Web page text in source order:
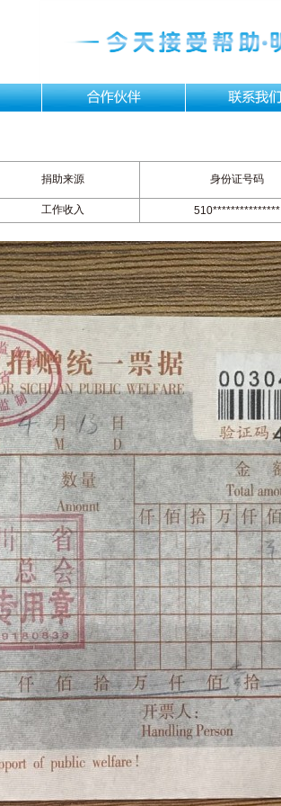
捐助来源 身份证号码
工作收入 510***************